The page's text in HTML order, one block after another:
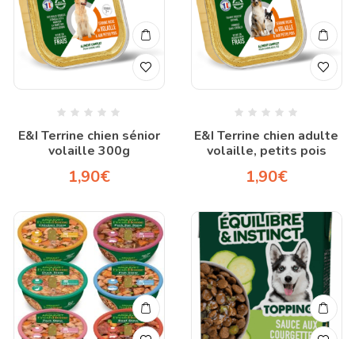
E&I Terrine chien sénior
volaille 300g
1,90€
E&I Terrine chien adulte
volaille, petits pois
1,90€